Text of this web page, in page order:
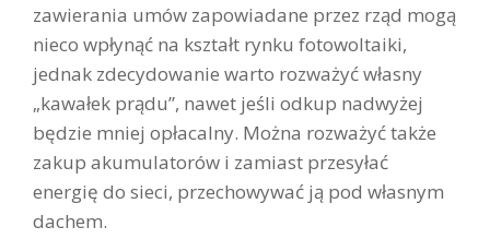
zawierania umów zapowiadane przez rząd mogą
nieco wpłynąć na kształt rynku fotowoltaiki,
jednak zdecydowanie warto rozważyć własny
„kawałek prądu”, nawet jeśli odkup nadwyżej
będzie mniej opłacalny. Można rozważyć także
zakup akumulatorów i zamiast przesyłać
energię do sieci, przechowywać ją pod własnym
dachem.